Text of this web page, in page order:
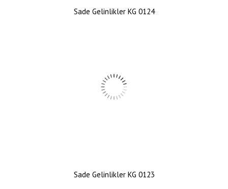
Sade Gelinlikler KG 0124
Sade Gelinlikler KG 0123